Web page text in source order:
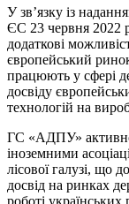
У зв’язку із
ЄС 23 червня 2022
додаткові
європейський
працюють у сфері
досвіду
технологій на
ГС «АДПУ» активно
іноземними
лісової галузі, що
досвід на ринках
роботі